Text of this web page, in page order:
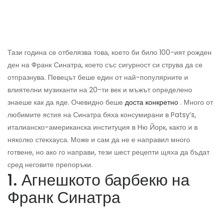
Тази година се отбелязва това, което би било 100-ият рожден
ден на Франк Синатра, което със сигурност си струва да се
отпразнува. Певецът беше един от най-популярните и
влиятелни музиканти на 20-ти век и мъжът определено
знаеше как да яде. Очевидно беше доста конкретно . Много от
любимите ястия на Синатра бяха консумирани в Patsy’s,
италианско-американска институция в Ню Йорк, както и в
няколко стекхауса. Може и сам да не е направил много
готвене, но ако го направи, тези шест рецепти щяха да бъдат
сред неговите препоръки.
1. Агнешкото барбекю на
Франк Синатра